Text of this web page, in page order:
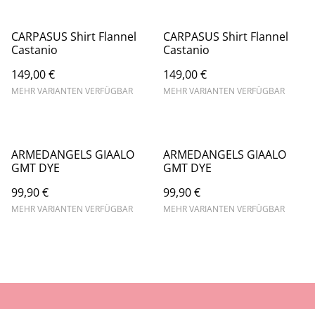
CARPASUS Shirt Flannel
Castanio
149,00 €
MEHR VARIANTEN VERFÜGBAR
CARPASUS Shirt Flannel
Castanio
149,00 €
MEHR VARIANTEN VERFÜGBAR
ARMEDANGELS GIAALO
GMT DYE
99,90 €
MEHR VARIANTEN VERFÜGBAR
ARMEDANGELS GIAALO
GMT DYE
99,90 €
MEHR VARIANTEN VERFÜGBAR